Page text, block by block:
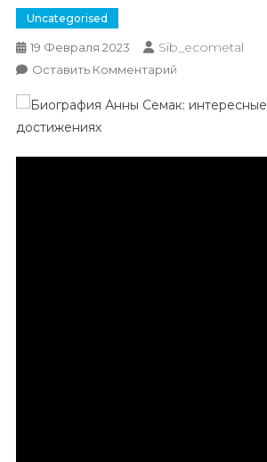
Uncategorised
19 Февраля 2023 Sib_ecometal
Оставить КомментарийК
И